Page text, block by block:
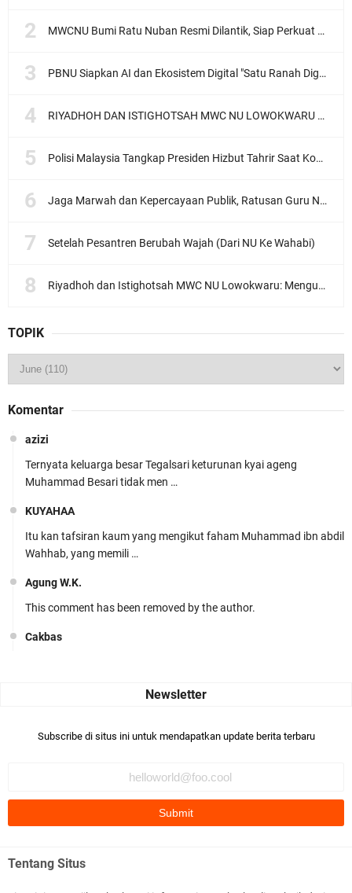
MWCNU Bumi Ratu Nuban Resmi Dilantik, Siap Perkuat Organisasi dan Khidmat untuk Umat
PBNU Siapkan AI dan Ekosistem Digital "Satu Ranah Digital untuk Ulama", Siap Diluncurkan dalam Waktu Dekat!
RIYADHOH DAN ISTIGHOTSAH MWC NU LOWOKWARU Menyambut Muktamar NU ke-35, Meneguhkan Sanad Laku Para Muassis
Polisi Malaysia Tangkap Presiden Hizbut Tahrir Saat Konferensi Pers
Jaga Marwah dan Kepercayaan Publik, Ratusan Guru Ngaji Kota Malang Serukan Deklarasi Ramah Anak
Setelah Pesantren Berubah Wajah (Dari NU Ke Wahabi)
Riyadhoh dan Istighotsah MWC NU Lowokwaru: Menguatkan Doa, Menjalin Ukhuwah Menyambut Muktamar NU ke-35
TOPIK
Komentar
azizi
Ternyata keluarga besar Tegalsari keturunan kyai ageng
Muhammad Besari tidak men …
KUYAHAA
Itu kan tafsiran kaum yang mengikut faham Muhammad ibn abdil
Wahhab, yang memili …
Agung W.K.
This comment has been removed by the author.
Cakbas
Bismillaah semoga pembuat artikel Alloh berikan pemahaman yg
Ada sejumlah pertanyaan kepada Anda dan jawablah dengan
Subscribe di situs ini untuk mendapatkan update berita terbaru
Tentang Situs